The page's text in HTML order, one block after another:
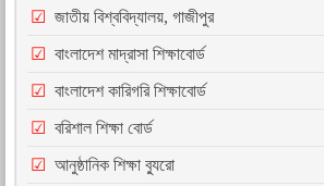
জাতীয় বিশ্ববিদ্যালয়, গাজীপুর
বাংলাদেশ মাদ্রাসা শিক্ষাবোর্ড
বাংলাদেশ কারিগরি শিক্ষাবোর্ড
বরিশাল শিক্ষা বোর্ড
আনুষ্ঠানিক শিক্ষা ব্যুরো